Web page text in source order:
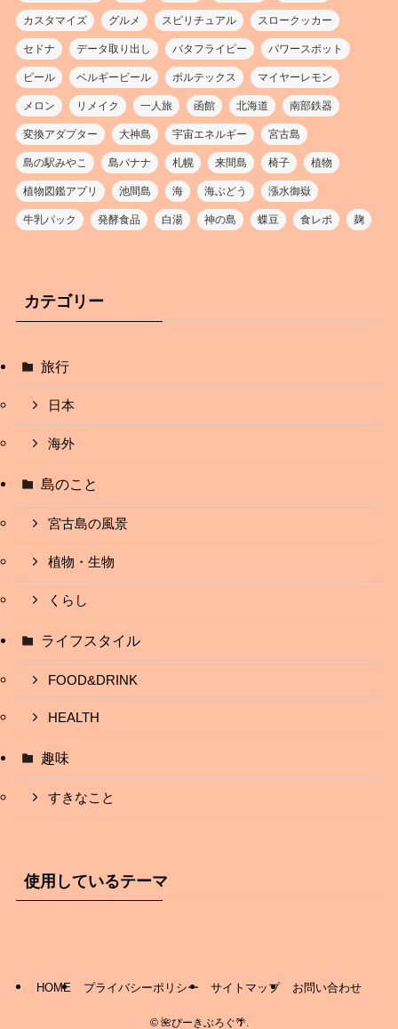
カスタマイズ グルメ スピリチュアル スロークッカー
セドナ データ取り出し バタフライピー パワースポット
ビール ベルギービール ボルテックス マイヤーレモン
メロン リメイク 一人旅 函館 北海道 南部鉄器
変換アダプター 大神島 宇宙エネルギー 宮古島
島の駅みやこ 島バナナ 札幌 来間島 椅子 植物
植物図鑑アプリ 池間島 海 海ぶどう 漲水御嶽
牛乳パック 発酵食品 白湯 神の島 蝶豆 食レポ 麹
カテゴリー
旅行
日本
海外
島のこと
宮古島の風景
植物・生物
くらし
ライフスタイル
FOOD&DRINK
HEALTH
趣味
すきなこと
使用しているテーマ
HOME プライバシーポリシー サイトマップ お問い合わせ
©🌺ぴーきぶろぐ🌴.